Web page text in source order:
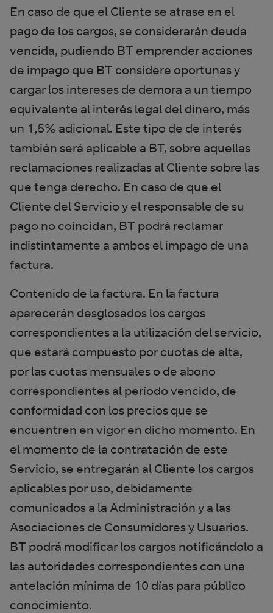
En caso de que el Cliente se atrase en el
pago de los cargos, se considerarán deuda
vencida, pudiendo BT emprender acciones
de impago que BT considere oportunas y
cargar los intereses de demora a un tiempo
equivalente al interés legal del dinero, más
un 1,5% adicional. Este tipo de de interés
también será aplicable a BT, sobre aquellas
reclamaciones realizadas al Cliente sobre las
que tenga derecho. En caso de que el
Cliente del Servicio y el responsable de su
pago no coincidan, BT podrá reclamar
indistintamente a ambos el impago de una
factura.
Contenido de la factura. En la factura
aparecerán desglosados los cargos
correspondientes a la utilización del servicio,
que estará compuesto por cuotas de alta,
por las cuotas mensuales o de abono
correspondientes al período vencido, de
conformidad con los precios que se
encuentren en vigor en dicho momento. En
el momento de la contratación de este
Servicio, se entregarán al Cliente los cargos
aplicables por uso, debidamente
comunicados a la Administración y a las
Asociaciones de Consumidores y Usuarios.
BT podrá modificar los cargos notificándolo a
las autoridades correspondientes con una
antelación mínima de 10 días para público
conocimiento.